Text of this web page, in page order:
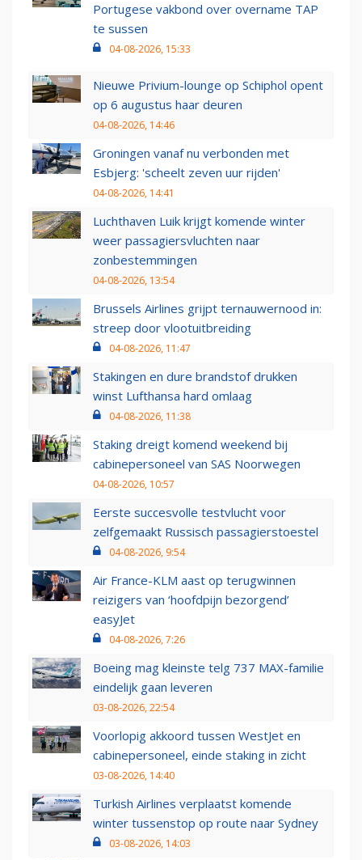
Portugese vakbond over overname TAP
te sussen
04-08-2026, 15:33
Nieuwe Privium-lounge op Schiphol opent
op 6 augustus haar deuren
04-08-2026, 14:46
Groningen vanaf nu verbonden met
Esbjerg: 'scheelt zeven uur rijden'
04-08-2026, 14:41
Luchthaven Luik krijgt komende winter
weer passagiersvluchten naar
zonbestemmingen
04-08-2026, 13:54
Brussels Airlines grijpt ternauwernood in:
streep door vlootuitbreiding
04-08-2026, 11:47
Stakingen en dure brandstof drukken
winst Lufthansa hard omlaag
04-08-2026, 11:38
Staking dreigt komend weekend bij
cabinepersoneel van SAS Noorwegen
04-08-2026, 10:57
Eerste succesvolle testvlucht voor
zelfgemaakt Russisch passagierstoestel
04-08-2026, 9:54
Air France-KLM aast op terugwinnen
reizigers van ‘hoofdpijn bezorgend’
easyJet
04-08-2026, 7:26
Boeing mag kleinste telg 737 MAX-familie
eindelijk gaan leveren
03-08-2026, 22:54
Voorlopig akkoord tussen WestJet en
cabinepersoneel, einde staking in zicht
03-08-2026, 14:40
Turkish Airlines verplaatst komende
winter tussenstop op route naar Sydney
03-08-2026, 14:03